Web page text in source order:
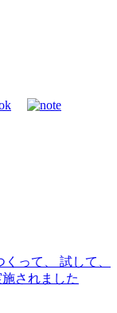
って、 試して、
されました